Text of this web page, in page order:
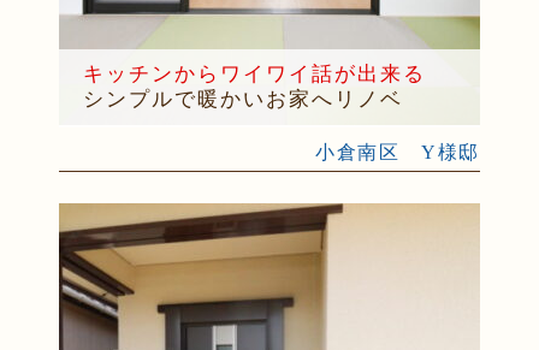
キッチンからワイワイ話が出来る
シンプルで暖かいお家へリノベ
小倉南区 Y様邸